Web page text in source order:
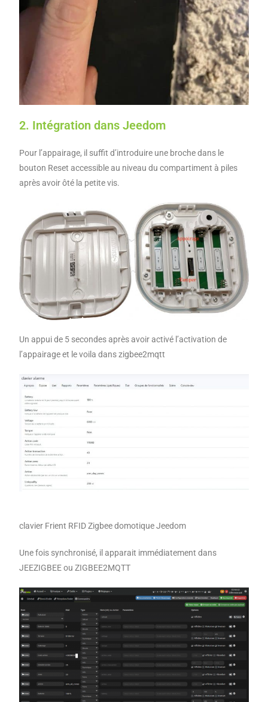
2. Intégration dans Jeedom
Pour l’appairage, il suffit d’introduire une broche dans le
bouton Reset accessible au niveau du compartiment à piles
après avoir ôté la petite vis.
Un appui de 5 secondes après avoir activé l’activation de
l’appairage et le voila dans zigbee2mqtt
clavier Frient RFID Zigbee domotique Jeedom
Une fois synchronisé, il apparait immédiatement dans
JEEZIGBEE ou ZIGBEE2MQTT